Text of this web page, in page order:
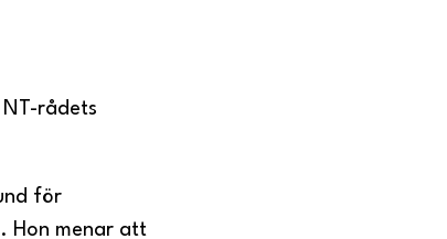
rådets
för
Hon menar att